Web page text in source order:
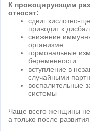
К провоцирующим
относят:
сдвиг кислотно-
приводит к
снижение
организме
гормональные
беременности
вступление в
случайными
воспалительные
системы
Чаще всего женщины не
а только после